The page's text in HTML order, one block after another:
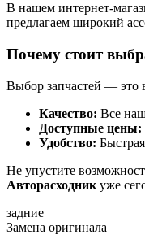
В нашем интернет-
предлагаем широкий
Почему стоит
Выбор запчастей — это
Качество: Все
Доступные цены:
Удобство:
Не упустите
Авторасходник уже
задние
Замена оригинала